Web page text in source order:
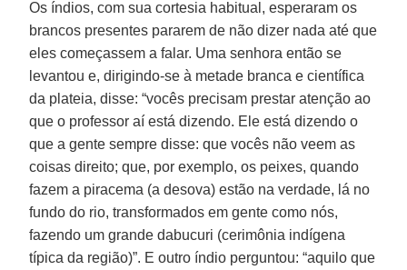
Os índios, com sua cortesia habitual, esperaram os
brancos presentes pararem de não dizer nada até que
eles começassem a falar. Uma senhora então se
levantou e, dirigindo-se à metade branca e científica
da plateia, disse: “vocês precisam prestar atenção ao
que o professor aí está dizendo. Ele está dizendo o
que a gente sempre disse: que vocês não veem as
coisas direito; que, por exemplo, os peixes, quando
fazem a piracema (a desova) estão na verdade, lá no
fundo do rio, transformados em gente como nós,
fazendo um grande dabucuri (cerimônia indígena
típica da região)”. E outro índio perguntou: “aquilo que